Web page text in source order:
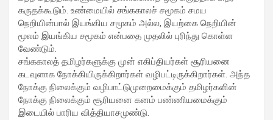
கருதக்கூடும். உண்மையில் சங்ககாலச் சமூகம் சமய
நெறியின்பால் இயங்கிய சமூகம் அல்ல, இயற்கை நெறியின்
மூலம் இயங்கிய சமூகம் என்பதை முதலில் புரிந்து கொள்ள
வேண்டும்.
சங்ககாலத் தமிழர்களுக்கு முன் எகிப்தியர்கள் சூரியனை
கடவுளாக நோக்கியிருக்கிறார்கள் வழிபட்டிருக்கிறார்கள். அந்த
நோக்கு நிலைக்கும் வழிபாட்டுமுறைமைக்கும் தமிழர்களின்
நோக்கு நிலைக்கும் சூரியனை கனம் பண்ணியமைக்கும்
இடையில் பாரிய வித்தியாசமுண்டு.